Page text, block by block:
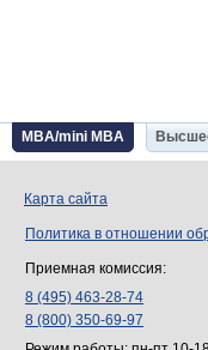
MBA/mini MBA
Карта сайта
Политика в отношении
Приемная комиссия:
8 (495) 463-28-74
8 (800) 350-69-97